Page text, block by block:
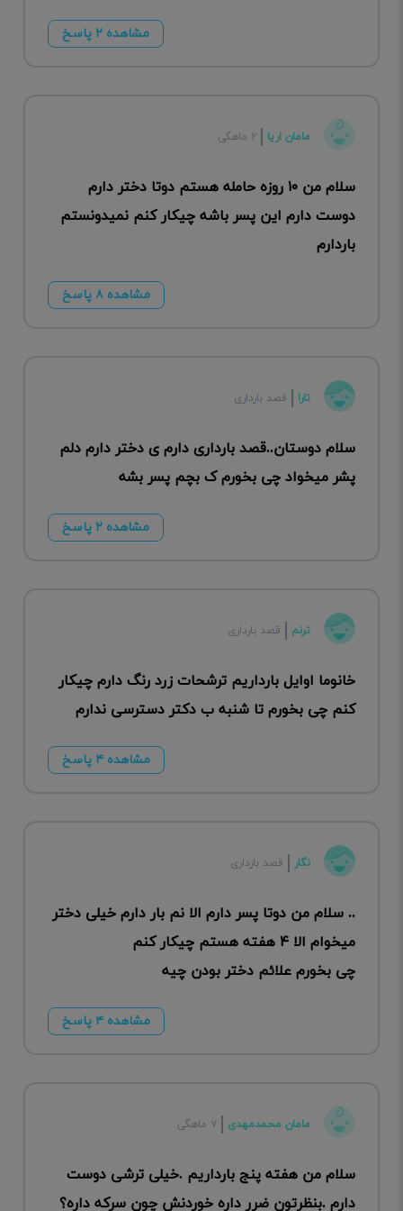
مشاهده ۲ پاسخ
مامان اریا ۲ ماهگی
سلام من ۱۰ روزه حامله هستم دوتا دختر دارم
دوست دارم این پسر باشه چیکار کنم نمیدونستم
باردارم
مشاهده ۸ پاسخ
تارا قصد بارداری
سلام دوستان..قصد بارداری دارم ی دختر دارم دلم
پشر میخواد چی بخورم ک بچم پسر بشه
مشاهده ۲ پاسخ
ترنم قصد بارداری
خانوما اوایل بارداریم ترشحات زرد رنگ دارم چیکار
کنم چی بخورم تا شنبه ب دکتر دسترسی ندارم
مشاهده ۴ پاسخ
نگار قصد بارداری
.. سلام من دوتا پسر دارم الا نم بار دارم خیلی دختر
میخوام الا ۴ هفته هستم چیکار کنم
چی بخورم علائم دختر بودن چیه
مشاهده ۴ پاسخ
مامان محمدمهدی ۷ ماهگی
سلام من هفته پنج بارداریم .خیلی ترشی دوست
دارم .بنظرتون ضرر داره خوردنش چون سرکه داره؟